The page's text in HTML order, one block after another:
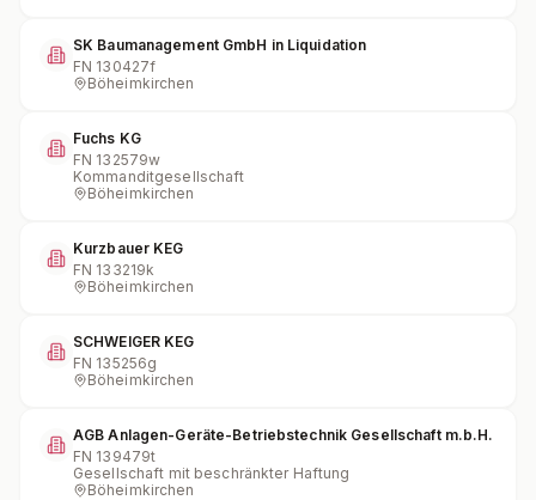
SK Baumanagement GmbH in Liquidation
FN 130427f
Böheimkirchen
Fuchs KG
FN 132579w
Kommanditgesellschaft
Böheimkirchen
Kurzbauer KEG
FN 133219k
Böheimkirchen
SCHWEIGER KEG
FN 135256g
Böheimkirchen
AGB Anlagen-Geräte-Betriebstechnik Gesellschaft m.b.H.
FN 139479t
Gesellschaft mit beschränkter Haftung
Böheimkirchen